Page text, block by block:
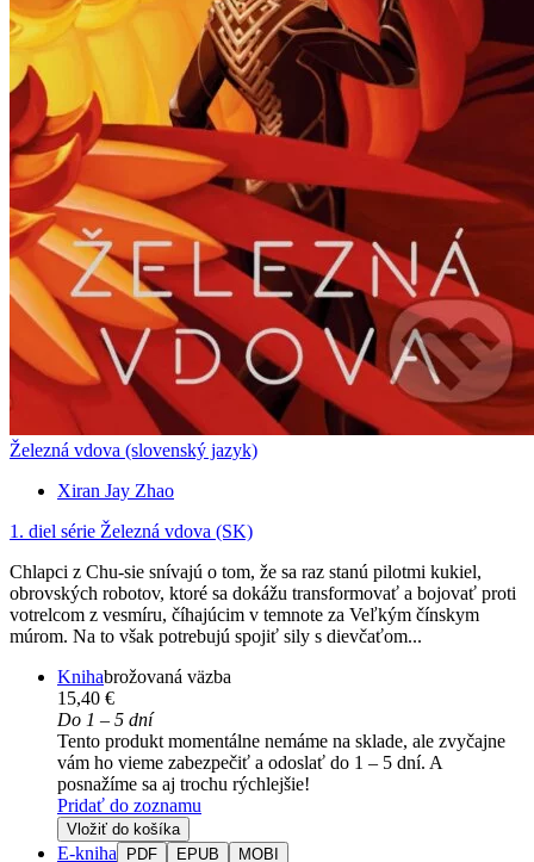
Železná vdova (slovenský jazyk)
Xiran Jay Zhao
1. diel série Železná vdova (SK)
Chlapci z Chu-sie snívajú o tom, že sa raz stanú pilotmi kukiel,
obrovských robotov, ktoré sa dokážu transformovať a bojovať proti
votrelcom z vesmíru, číhajúcim v temnote za Veľkým čínskym
múrom. Na to však potrebujú spojiť sily s dievčaťom...
Knihabrožovaná väzba
15,40 €
Do 1 – 5 dní
Tento produkt momentálne nemáme na sklade, ale zvyčajne
vám ho vieme zabezpečiť a odoslať do 1 – 5 dní. A
posnažíme sa aj trochu rýchlejšie!
Pridať do zoznamu
Vložiť do košíka
E-kniha PDF EPUB MOBI